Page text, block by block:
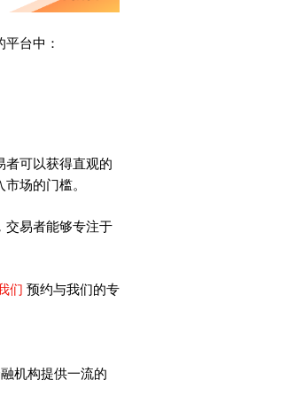
台中：
者可以获得直观的
场的门槛。
交易者能够专注于
们 预约与我们的专
机构提供一流的